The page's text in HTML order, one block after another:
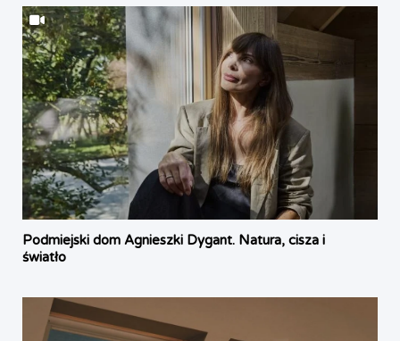
Podmiejski dom Agnieszki Dygant. Natura, cisza i
światło